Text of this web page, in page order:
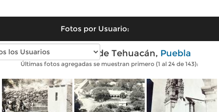
Fotos por Usuario:
Fotos antiguas de Tehuacán, Puebla
Últimas fotos agregadas se muestran primero (1 al 24 de 143):